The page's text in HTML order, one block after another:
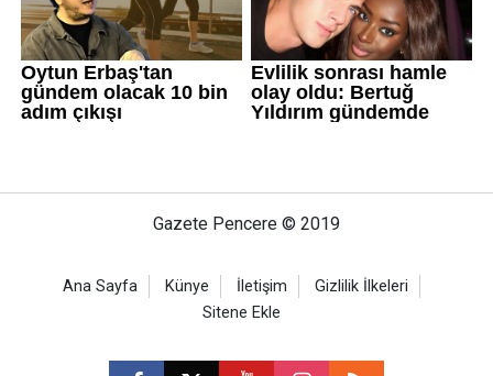
Gazete Pencere © 2019
Ana Sayfa Künye İletişim
Gizlilik İlkeleri
Sitene Ekle